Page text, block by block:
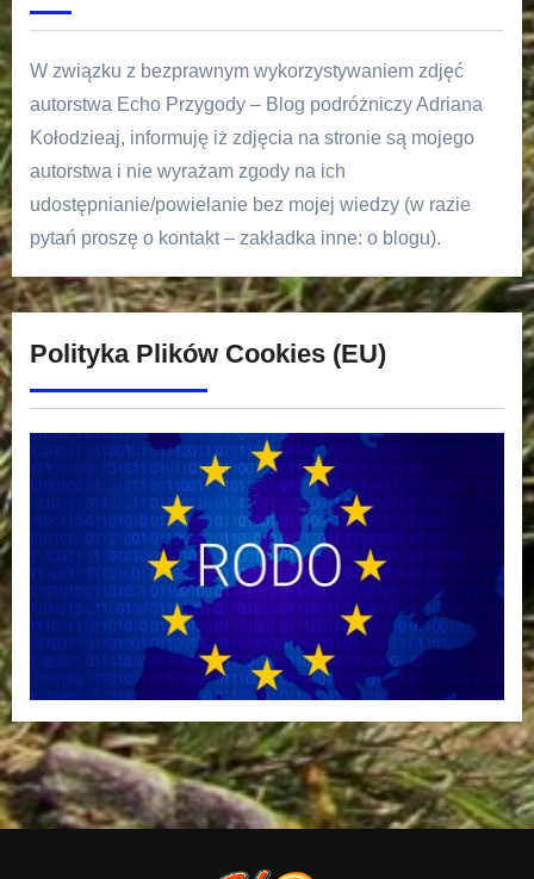
W związku z bezprawnym wykorzystywaniem zdjęć
autorstwa Echo Przygody – Blog podróżniczy Adriana
Kołodzieaj, informuję iż zdjęcia na stronie są mojego
autorstwa i nie wyrażam zgody na ich
udostępnianie/powielanie bez mojej wiedzy (w razie
pytań proszę o kontakt – zakładka inne: o blogu).
Polityka Plików Cookies (EU)